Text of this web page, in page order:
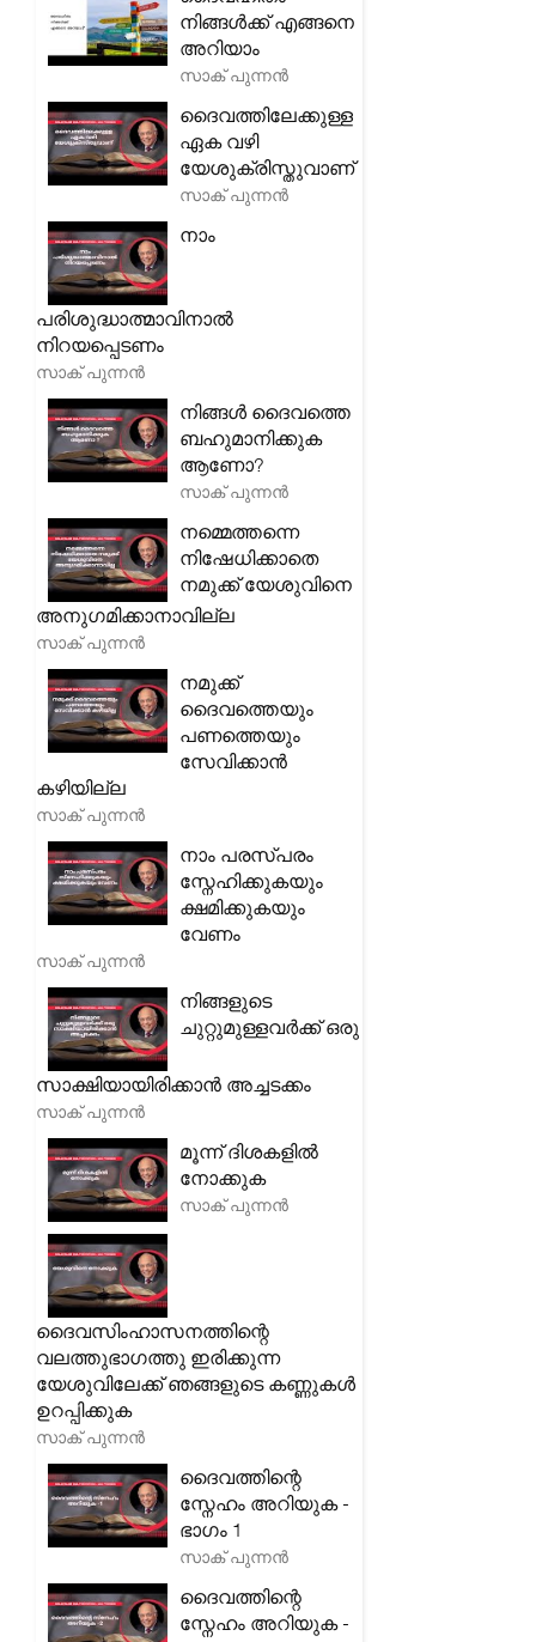
നിങ്ങൾക്ക് എങ്ങനെ
അറിയാം
സാക് പുന്നൻ
ദൈവത്തിലേക്കുള്ള
ഏക വഴി
യേശുക്രിസ്തുവാണ്
സാക് പുന്നൻ
നാം
പരിശുദ്ധാത്മാവിനാൽ
നിറയപ്പെടണം
സാക് പുന്നൻ
നിങ്ങൾ ദൈവത്തെ
ബഹുമാനിക്കുക
ആണോ?
സാക് പുന്നൻ
നമ്മെത്തന്നെ
നിഷേധിക്കാതെ
നമുക്ക് യേശുവിനെ
അനുഗമിക്കാനാവില്ല
സാക് പുന്നൻ
നമുക്ക്
ദൈവത്തെയും
പണത്തെയും
സേവിക്കാൻ
കഴിയില്ല
സാക് പുന്നൻ
നാം പരസ്പരം
സ്നേഹിക്കുകയും
ക്ഷമിക്കുകയും
വേണം
സാക് പുന്നൻ
നിങ്ങളുടെ
ചുറ്റുമുള്ളവർക്ക് ഒരു
സാക്ഷിയായിരിക്കാൻ അച്ചടക്കം
സാക് പുന്നൻ
മൂന്ന് ദിശകളിൽ
നോക്കുക
സാക് പുന്നൻ
ദൈവസിംഹാസനത്തിന്റെ
വലത്തുഭാഗത്തു ഇരിക്കുന്ന
യേശുവിലേക്ക് ഞങ്ങളുടെ കണ്ണുകൾ
ഉറപ്പിക്കുക
സാക് പുന്നൻ
ദൈവത്തിന്റെ
സ്നേഹം അറിയുക -
ഭാഗം 1
സാക് പുന്നൻ
ദൈവത്തിന്റെ
സ്നേഹം അറിയുക -